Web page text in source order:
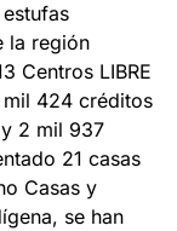
la región
Centros LIBRE
mil 424 créditos
2 mil 937
21 casas
Casas y
se han